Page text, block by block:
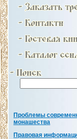
Проблемы
монашества
Правовая